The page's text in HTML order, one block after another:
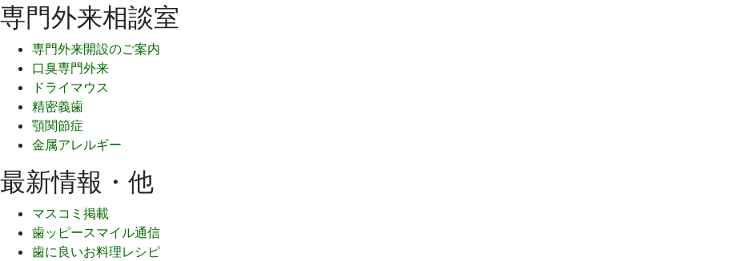
専門外来相談室
専門外来開設のご案内
口臭専門外来
ドライマウス
精密義歯
顎関節症
金属アレルギー
最新情報・他
マスコミ掲載
歯ッピースマイル通信
歯に良いお料理レシピ